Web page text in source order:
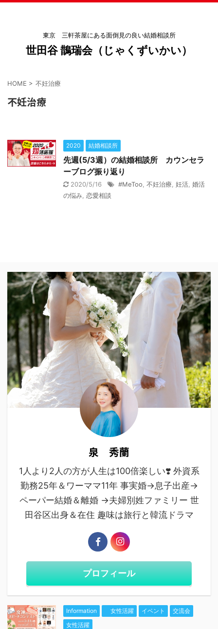
東京 三軒茶屋にある面倒見の良い結婚相談所
世田谷 鵲瑞会（じゃくずいかい）
HOME > 不妊治療
不妊治療
2020 結婚相談所
先週(5/3週）の結婚相談所 カウンセラ
ーブログ振り返り
2020/5/16 #MeToo 不妊治療 妊活 婚活
の悩み 恋愛相談
泉 秀蘭
1人より2人の方が人生は100倍楽しい❣️ 外資系
勤務25年＆ワーママ11年 事実婚→息子出産→
ペーパー結婚＆離婚 →夫婦別姓ファミリー 世
田谷区出身＆在住 趣味は旅行と韓流ドラマ
プロフィール
Information 女性活躍 イベント
交流会
女性活躍